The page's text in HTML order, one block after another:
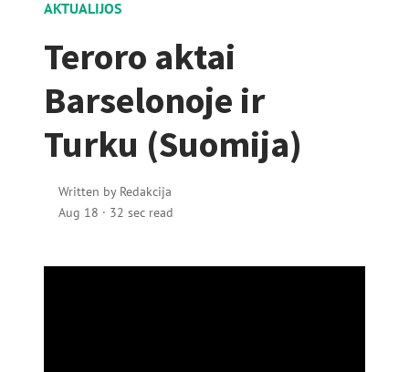
AKTUALIJOS
Teroro aktai
Barselonoje ir
Turku (Suomija)
Written by Redakcija
Aug 18 · 32 sec read